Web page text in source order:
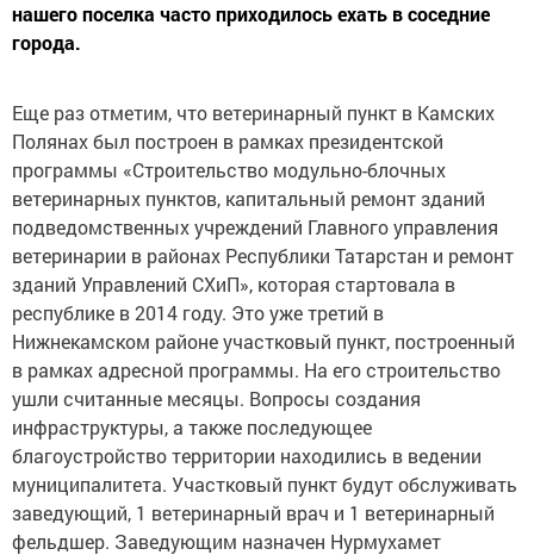
нашего поселка часто приходилось ехать в соседние
города.
Еще раз отметим, что ветеринарный пункт в Камских
Полянах был построен в рамках президентской
программы «Строительство модульно-блочных
ветеринарных пунктов, капитальный ремонт зданий
подведомственных учреждений Главного управления
ветеринарии в районах Республики Татарстан и ремонт
зданий Управлений СХиП», которая стартовала в
республике в 2014 году. Это уже третий в
Нижнекамском районе участковый пункт, построенный
в рамках адресной программы. На его строительство
ушли считанные месяцы. Вопросы создания
инфраструктуры, а также последующее
благоустройство территории находились в ведении
муниципалитета. Участковый пункт будут обслуживать
заведующий, 1 ветеринарный врач и 1 ветеринарный
фельдшер. Заведующим назначен Нурмухамет